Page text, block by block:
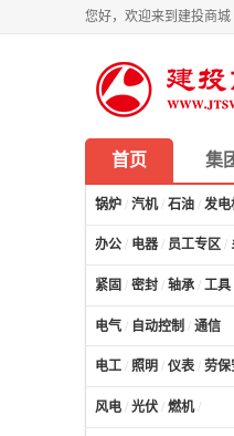
您好，欢迎来到建投商城
首页 集
锅炉 / 汽机/ 石油 / 发电
办公 / 电器 / 员工专区 /
紧固 / 密封 / 轴承 / 工具
电气 / 自动控制 / 通信
电工 / 照明 / 仪表 / 劳保
风电 / 光伏 / 燃机/